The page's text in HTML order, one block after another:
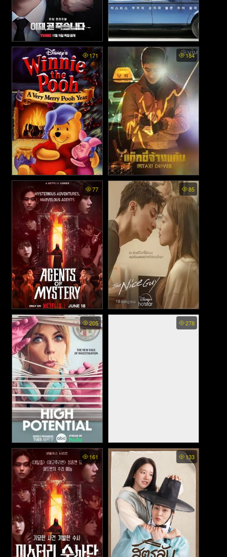
Deaths Game พากย์ไทย - เกม
ท้าตาย (2023)
Long Time No Sex พากย์ไทย
- ลองไทม์โนเซ็กส์ (2024)
171
Winnie the Pooh: A Very
Merry Pooh Year - วินนี่ เดอะ
พูห์ ตอน สวัสดีปีพูห์ (2002)
184
Taxi Driver พากย์ไทย - แท็กซี่
จ้างแค้น (2021)
77
Agents of Mystery พากย์ไทย -
มือใหม่ไขคดี (2024)
85
The Nice Guy พากย์ไทย -
ผู้ชายซ่อนคม (2025)
205
High Potential (2024)
278
Up - ปูซ่าบ้าพลัง (2009)
161 133